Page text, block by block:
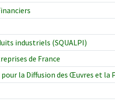
industriels (SQUALPI)
de France
pour la Diffusion des Œuvres et